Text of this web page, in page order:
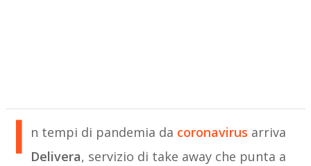
I n tempi di pandemia da coronavirus arriva
Delivera, servizio di take away che punta a